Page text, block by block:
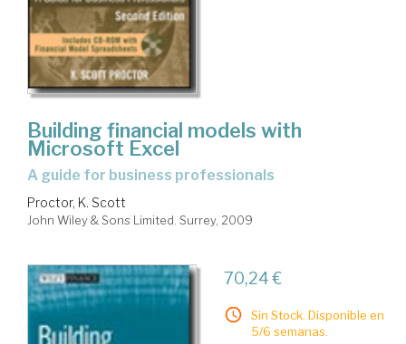
Building financial models with
Microsoft Excel
a guide for business professionals
Proctor, K. Scott
John Wiley & Sons Limited. Surrey, 2009
70,24 €
Sin Stock. Disponible en
5/6 semanas.